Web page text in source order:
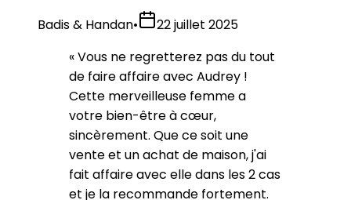
Badis & Handan•
22 juillet 2025
«Vous ne regretterez pas du tout
de faire affaire avec Audrey !
Cette merveilleuse femme a
votre bien-être à cœur,
sincèrement. Que ce soit une
vente et un achat de maison, j'ai
fait affaire avec elle dans les 2 cas
et je la recommande fortement.